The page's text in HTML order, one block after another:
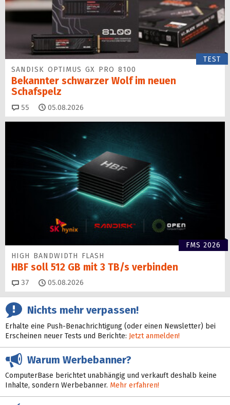
TEST
SANDISK OPTIMUS GX PRO 8100
Bekannter schwarzer Wolf im neuen
Schafspelz
55 Kommentare
05.08.2026
FMS 2026
HIGH BANDWIDTH FLASH
HBF soll 512 GB mit 3 TB/s verbinden
37 Kommentare
05.08.2026
Nichts mehr verpassen!
Erhalte eine Push-Benachrichtigung (oder einen Newsletter) bei
Erscheinen neuer Tests und Berichte: Jetzt anmelden!
Warum Werbebanner?
ComputerBase berichtet unabhängig und verkauft deshalb keine
Inhalte, sondern Werbebanner. Mehr erfahren!